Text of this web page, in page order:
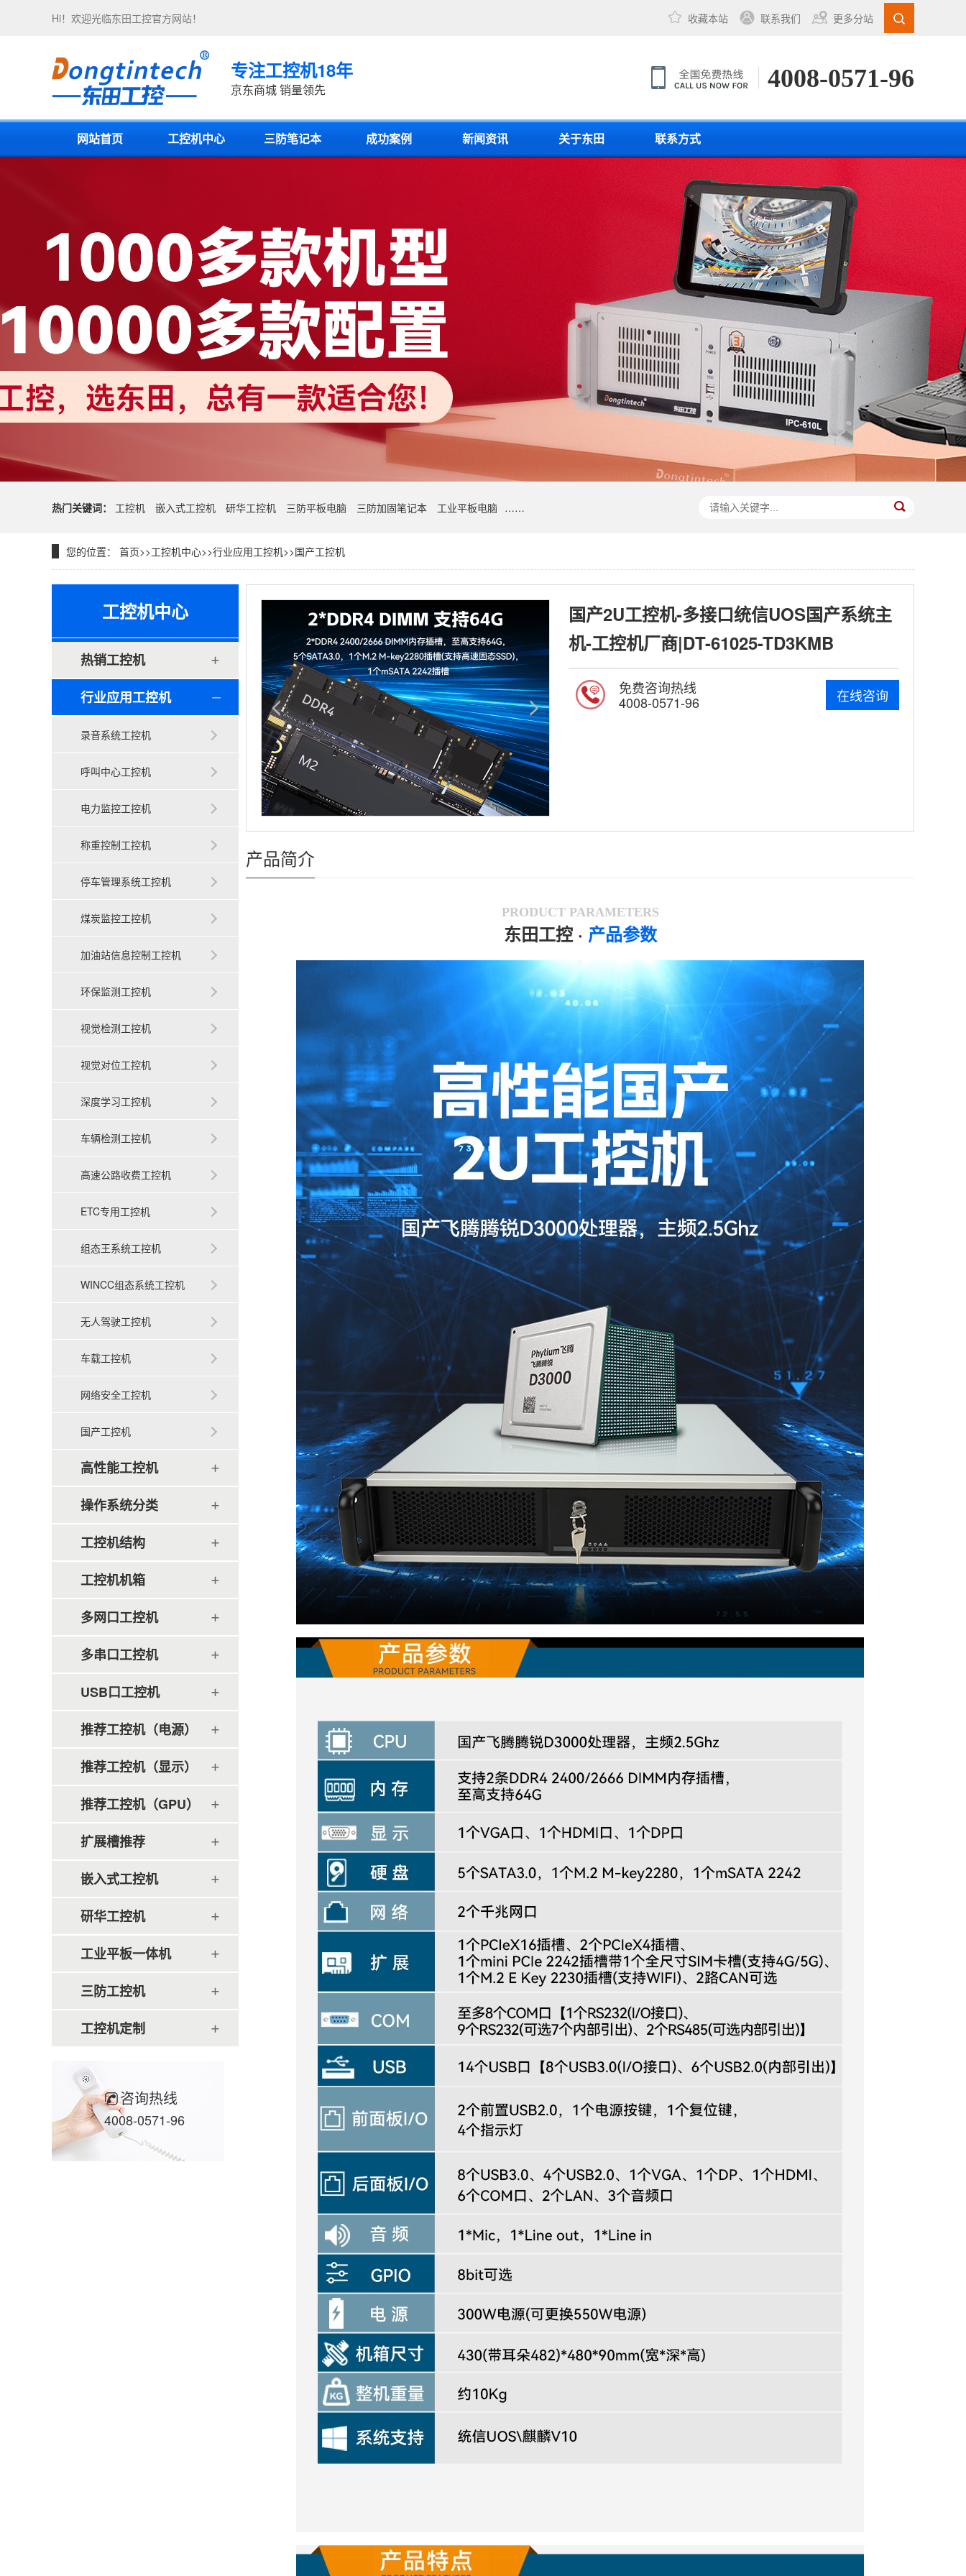
收藏本站 联系我们 更多分站
Hi！欢迎光临东田工控官方网站！
专注工控机18年
京东商城 销量领先 4008-0571-96
网站首页 工控机中心 三防笔记本 成功案例 新闻资讯 关于东田 联系方式
热门关键词： 工控机 嵌入式工控机 研华工控机 三防平板电脑 三防加固笔记本 工业平板电脑 ……
您的位置： 首页>>工控机中心>>行业应用工控机>>国产工控机
工控机中心
热销工控机
行业应用工控机
录音系统工控机
呼叫中心工控机
电力监控工控机
称重控制工控机
停车管理系统工控机
煤炭监控工控机
加油站信息控制工控机
环保监测工控机
视觉检测工控机
视觉对位工控机
深度学习工控机
车辆检测工控机
高速公路收费工控机
ETC专用工控机
组态王系统工控机
WINCC组态系统工控机
无人驾驶工控机
车载工控机
网络安全工控机
国产工控机
高性能工控机
操作系统分类
工控机结构
工控机机箱
多网口工控机
多串口工控机
USB口工控机
推荐工控机（电源）
推荐工控机（显示）
推荐工控机（GPU）
扩展槽推荐
嵌入式工控机
研华工控机
工业平板一体机
三防工控机
工控机定制
咨询热线
4008-0571-96
国产2U工控机-多接口统信UOS国产系统主
机-工控机厂商|DT-61025-TD3KMB
在线咨询
免费咨询热线
4008-0571-96
产品简介
PRODUCT PARAMETERS
东田工控· 产品参数